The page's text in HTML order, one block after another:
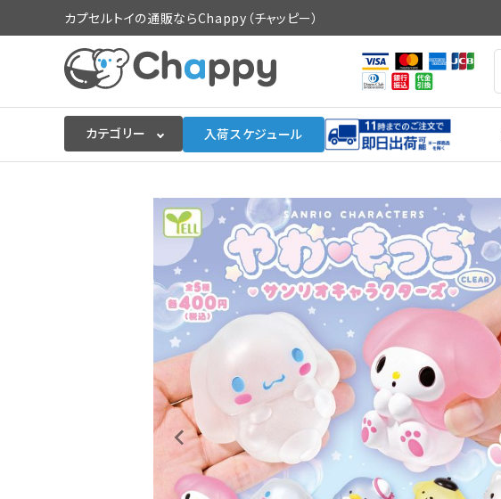
カプセルトイの通販ならChappy（チャッピー）
カテゴリー 入荷スケジュール
入荷スケジュールをチェック
カプセルトイマシン本体
販促用空カプセル